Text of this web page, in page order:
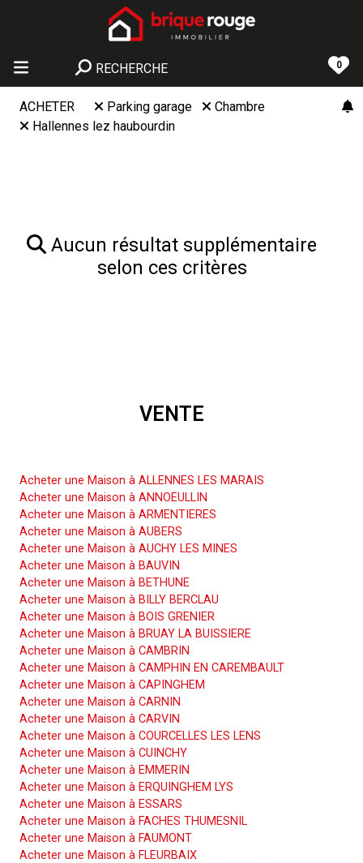
RECHERCHE 0
ACHETER Parking garage
Chambre
Hallennes lez haubourdin
Aucun résultat supplémentaire
selon ces critères
VENTE
Acheter une Maison à ALLENNES LES MARAIS
Acheter une Maison à ANNOEULLIN
Acheter une Maison à ARMENTIERES
Acheter une Maison à AUBERS
Acheter une Maison à AUCHY LES MINES
Acheter une Maison à BAUVIN
Acheter une Maison à BETHUNE
Acheter une Maison à BILLY BERCLAU
Acheter une Maison à BOIS GRENIER
Acheter une Maison à BRUAY LA BUISSIERE
Acheter une Maison à CAMBRIN
Acheter une Maison à CAMPHIN EN CAREMBAULT
Acheter une Maison à CAPINGHEM
Acheter une Maison à CARNIN
Acheter une Maison à CARVIN
Acheter une Maison à COURCELLES LES LENS
Acheter une Maison à CUINCHY
Acheter une Maison à EMMERIN
Acheter une Maison à ERQUINGHEM LYS
Acheter une Maison à ESSARS
Acheter une Maison à FACHES THUMESNIL
Acheter une Maison à FAUMONT
Acheter une Maison à FLEURBAIX